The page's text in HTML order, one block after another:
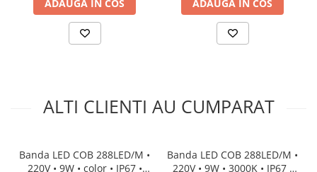
ADAUGA IN COS ADAUGA IN COS
ALTI CLIENTI AU CUMPARAT
Banda LED COB 288LED/M •
220V • 9W • color • IP67 •
Banda LED COB 288LED/M •
220V • 9W • 3000K • IP67 •